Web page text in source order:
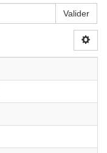
Valider